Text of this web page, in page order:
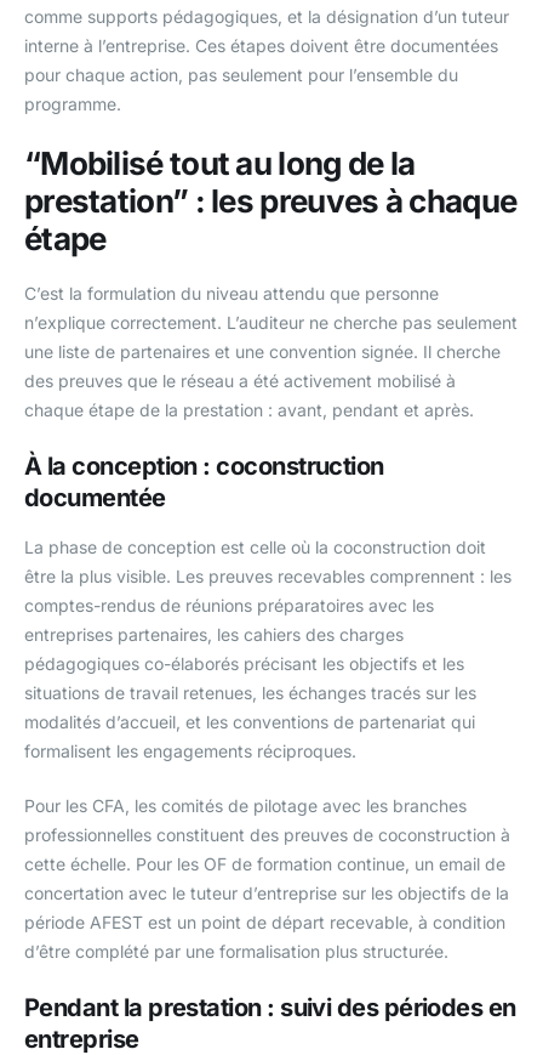
comme supports pédagogiques, et la désignation d’un tuteur
interne à l’entreprise. Ces étapes doivent être documentées
pour chaque action, pas seulement pour l’ensemble du
programme.
“Mobilisé tout au long de la
prestation” : les preuves à chaque
étape
C’est la formulation du niveau attendu que personne
n’explique correctement. L’auditeur ne cherche pas seulement
une liste de partenaires et une convention signée. Il cherche
des preuves que le réseau a été activement mobilisé à
chaque étape de la prestation : avant, pendant et après.
À la conception : coconstruction
documentée
La phase de conception est celle où la coconstruction doit
être la plus visible. Les preuves recevables comprennent : les
comptes-rendus de réunions préparatoires avec les
entreprises partenaires, les cahiers des charges
pédagogiques co-élaborés précisant les objectifs et les
situations de travail retenues, les échanges tracés sur les
modalités d’accueil, et les conventions de partenariat qui
formalisent les engagements réciproques.
Pour les CFA, les comités de pilotage avec les branches
professionnelles constituent des preuves de coconstruction à
cette échelle. Pour les OF de formation continue, un email de
concertation avec le tuteur d’entreprise sur les objectifs de la
période AFEST est un point de départ recevable, à condition
d’être complété par une formalisation plus structurée.
Pendant la prestation : suivi des périodes en
entreprise